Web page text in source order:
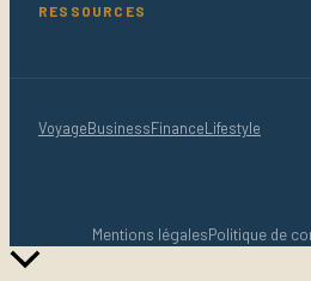
RESSOURCES
VoyageBusinessFinanceLifestyle
Mentions légalesPolitique de